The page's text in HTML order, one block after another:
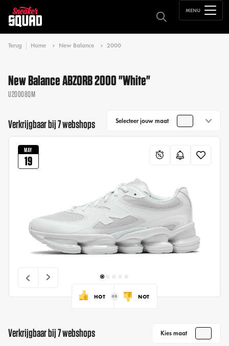
MENU
Terug Home New Balance 2000
New Balance ABZORB 2000 "White"
U20008QM
Verkrijgbaar bij 7 webshops Selecteer jouw maat
MAY
19
HOT NOT
Verkrijgbaar bij 7 webshops Kies maat